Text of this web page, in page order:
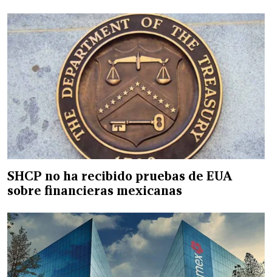
SHCP no ha recibido pruebas de EUA
sobre financieras mexicanas